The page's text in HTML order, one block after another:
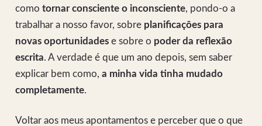
comotornar consciente o inconsciente, pondo-o a
trabalhar a nosso favor, sobre planificações para
novas oportunidadese sobre o poder da reflexão
escrita. A verdade é que um ano depois, sem saber
explicar bem como,a minha vida tinha mudado
completamente.
Voltar aos meus apontamentos e perceber que o que